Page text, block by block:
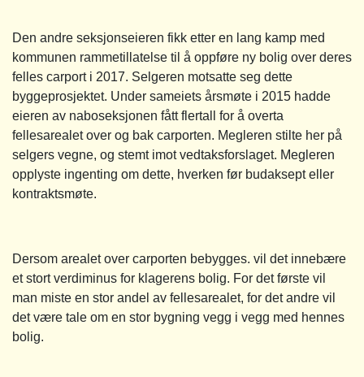
Den andre seksjonseieren fikk etter en lang kamp med
kommunen rammetillatelse til å oppføre ny bolig over deres
felles carport i 2017. Selgeren motsatte seg dette
byggeprosjektet. Under sameiets årsmøte i 2015 hadde
eieren av naboseksjonen fått flertall for å overta
fellesarealet over og bak carporten. Megleren stilte her på
selgers vegne, og stemt imot vedtaksforslaget. Megleren
opplyste ingenting om dette, hverken før budaksept eller
kontraktsmøte.
Dersom arealet over carporten bebygges. vil det innebære
et stort verdiminus for klagerens bolig. For det første vil
man miste en stor andel av fellesarealet, for det andre vil
det være tale om en stor bygning vegg i vegg med hennes
bolig.